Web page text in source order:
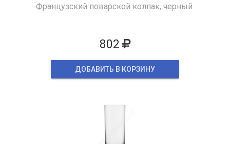
Французский поварской колпак, черный.
802
ДОБАВИТЬ В КОРЗИНУ